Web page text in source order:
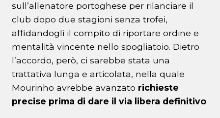
sull’allenatore portoghese per rilanciare il
club dopo due stagioni senza trofei,
affidandogli il compito di riportare ordine e
mentalità vincente nello spogliatoio. Dietro
l’accordo, però, ci sarebbe stata una
trattativa lunga e articolata, nella quale
Mourinho avrebbe avanzato richieste
precise prima di dare il via libera definitivo.